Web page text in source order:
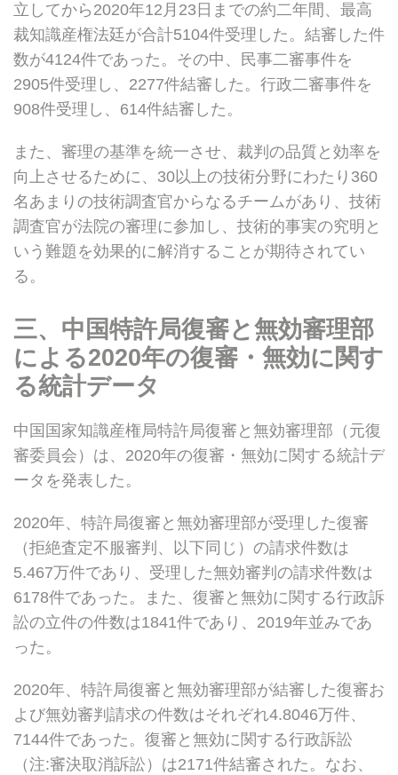
立してから2020年12月23日までの約二年間、最高
裁知識産権法廷が合計5104件受理した。結審した件
数が4124件であった。その中、民事二審事件を
2905件受理し、2277件結審した。行政二審事件を
908件受理し、614件結審した。
また、審理の基準を統一させ、裁判の品質と効率を
向上させるために、30以上の技術分野にわたり360
名あまりの技術調査官からなるチームがあり、技術
調査官が法院の審理に参加し、技術的事実の究明と
いう難題を効果的に解消することが期待されてい
る。
三、中国特許局復審と無効審理部
による2020年の復審・無効に関す
る統計データ
中国国家知識産権局特許局復審と無効審理部（元復
審委員会）は、2020年の復審・無効に関する統計デ
ータを発表した。
2020年、特許局復審と無効審理部が受理した復審
（拒絶査定不服審判、以下同じ）の請求件数は
5.467万件であり、受理した無効審判の請求件数は
6178件であった。また、復審と無効に関する行政訴
訟の立件の件数は1841件であり、2019年並みであ
った。
2020年、特許局復審と無効審理部が結審した復審お
よび無効審判請求の件数はそれぞれ4.8046万件、
7144件であった。復審と無効に関する行政訴訟
（注:審決取消訴訟）は2171件結審された。なお、